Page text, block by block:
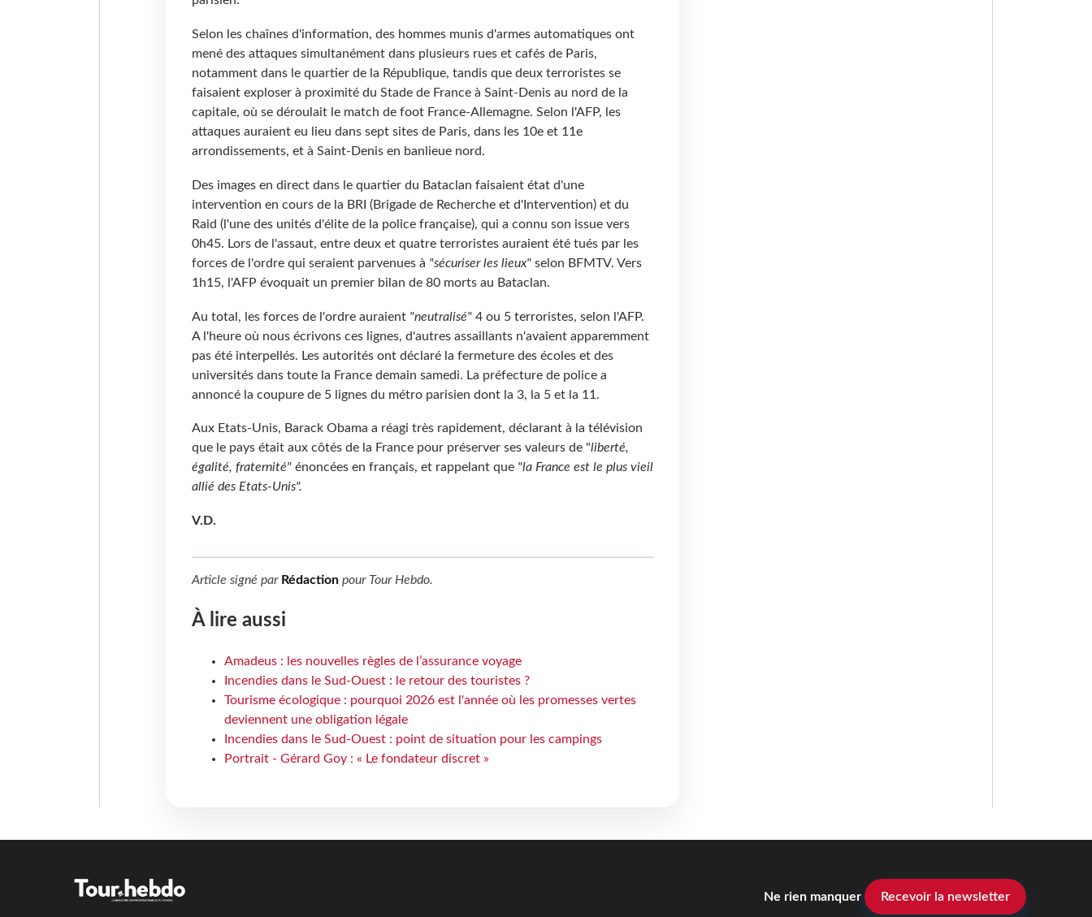
Selon les chaînes d'information, des hommes munis d'armes automatiques ont
mené des attaques simultanément dans plusieurs rues et cafés de Paris,
notamment dans le quartier de la République, tandis que deux terroristes se
faisaient exploser à proximité du Stade de France à Saint-Denis au nord de la
capitale, où se déroulait le match de foot France-Allemagne. Selon l'AFP, les
attaques auraient eu lieu dans sept sites de Paris, dans les 10e et 11e
arrondissements, et à Saint-Denis en banlieue nord.
Des images en direct dans le quartier du Bataclan faisaient état d'une
intervention en cours de la BRI (Brigade de Recherche et d'Intervention) et du
Raid (l'une des unités d'élite de la police française), qui a connu son issue vers
0h45. Lors de l'assaut, entre deux et quatre terroristes auraient été tués par les
forces de l'ordre qui seraient parvenues à "sécuriser les lieux"selon BFMTV. Vers
1h15, l'AFP évoquait un premier bilan de 80 morts au Bataclan.
Au total, les forces de l'ordre auraient "neutralisé"4 ou 5 terroristes, selon l'AFP.
A l'heure où nous écrivons ces lignes, d'autres assaillants n'avaient apparemment
pas été interpellés. Les autorités ont déclaré la fermeture des écoles et des
universités dans toute la France demain samedi. La préfecture de police a
annoncé la coupure de 5 lignes du métro parisien dont la 3, la 5 et la 11.
Aux Etats-Unis, Barack Obama a réagi très rapidement, déclarant à la télévision
que le pays était aux côtés de la France pour préserver ses valeurs de "liberté,
égalité, fraternité"énoncées en français, et rappelant que "la France est le plus vieil
allié des Etats-Unis".
V.D.
Article signé par Rédactionpour Tour Hebdo.
À lire aussi
Amadeus : les nouvelles règles de l’assurance voyage
Incendies dans le Sud-Ouest : le retour des touristes ?
Tourisme écologique : pourquoi 2026 est l'année où les promesses vertes
deviennent une obligation légale
Incendies dans le Sud-Ouest : point de situation pour les campings
Portrait - Gérard Goy : « Le fondateur discret »
Ne rien manquer Recevoir la newsletter